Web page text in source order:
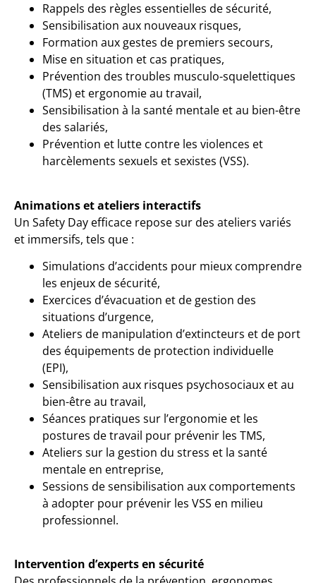
Rappels des règles essentielles de sécurité,
Sensibilisation aux nouveaux risques,
Formation aux gestes de premiers secours,
Mise en situation et cas pratiques,
Prévention des troubles musculo-squelettiques
(TMS) et ergonomie au travail,
Sensibilisation à la santé mentale et au bien-être
des salariés,
Prévention et lutte contre les violences et
harcèlements sexuels et sexistes (VSS).
Animations et ateliers interactifs
Un Safety Day efficace repose sur des ateliers variés
et immersifs, tels que :
Simulations d’accidents pour mieux comprendre
les enjeux de sécurité,
Exercices d’évacuation et de gestion des
situations d’urgence,
Ateliers de manipulation d’extincteurs et de port
des équipements de protection individuelle
(EPI),
Sensibilisation aux risques psychosociaux et au
bien-être au travail,
Séances pratiques sur l’ergonomie et les
postures de travail pour prévenir les TMS,
Ateliers sur la gestion du stress et la santé
mentale en entreprise,
Sessions de sensibilisation aux comportements
à adopter pour prévenir les VSS en milieu
professionnel.
Intervention d’experts en sécurité